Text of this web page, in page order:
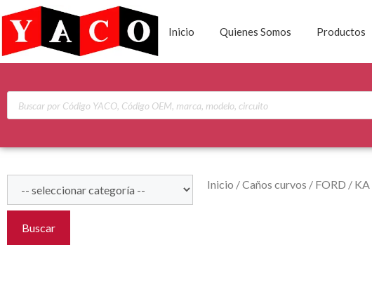
Inicio Quienes Somos Productos
Buscar
Inicio /Caños curvos / FORD / KA